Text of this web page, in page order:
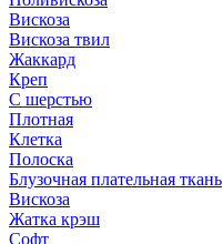
Вискоза
Вискоза твил
Жаккард
Креп
С шерстью
Плотная
Клетка
Полоска
Блузочная плательная ткань
Вискоза
Жатка крэш
Софт